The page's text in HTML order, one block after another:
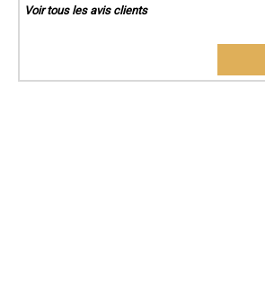
Voir tous les avis clients